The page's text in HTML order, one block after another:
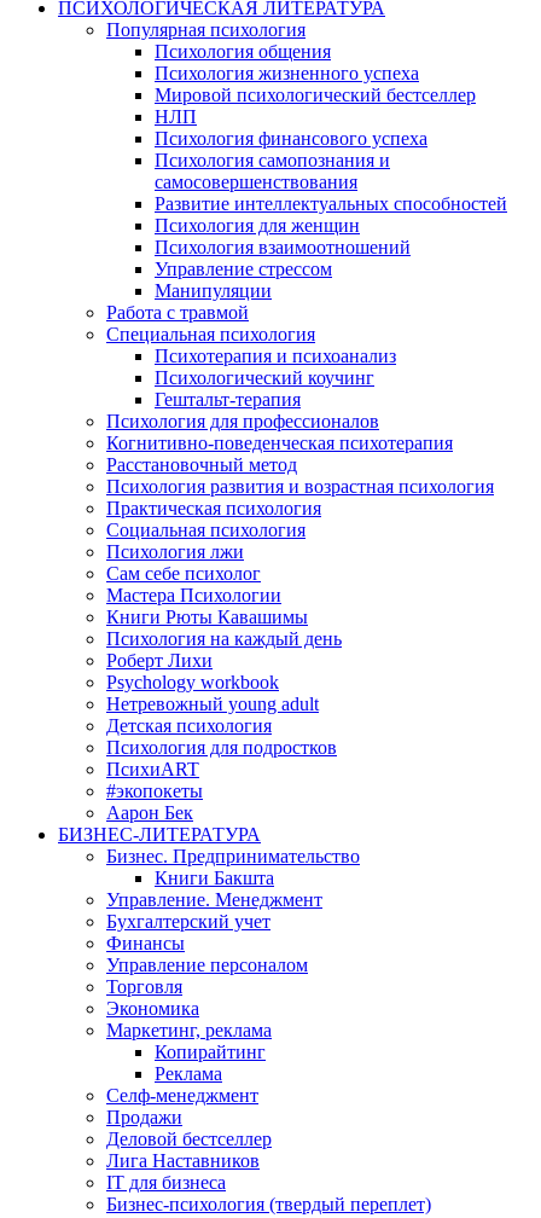
ПСИХОЛОГИЧЕСКАЯ ЛИТЕРАТУРА
Популярная психология
Психология общения
Психология жизненного успеха
Мировой психологический бестселлер
НЛП
Психология финансового успеха
Психология самопознания и
самосовершенствования
Развитие интеллектуальных способностей
Психология для женщин
Психология взаимоотношений
Управление стрессом
Манипуляции
Работа с травмой
Специальная психология
Психотерапия и психоанализ
Психологический коучинг
Гештальт-терапия
Психология для профессионалов
Когнитивно-поведенческая психотерапия
Расстановочный метод
Психология развития и возрастная психология
Практическая психология
Социальная психология
Психология лжи
Сам себе психолог
Мастера Психологии
Книги Рюты Кавашимы
Психология на каждый день
Роберт Лихи
Psychology workbook
Нетревожный young adult
Детская психология
Психология для подростков
ПсихиART
#экопокеты
Аарон Бек
БИЗНЕС-ЛИТЕРАТУРА
Бизнес. Предпринимательство
Книги Бакшта
Управление. Менеджмент
Бухгалтерский учет
Финансы
Управление персоналом
Торговля
Экономика
Маркетинг, реклама
Копирайтинг
Реклама
Селф-менеджмент
Продажи
Деловой бестселлер
Лига Наставников
IT для бизнеса
Бизнес-психология (твердый переплет)